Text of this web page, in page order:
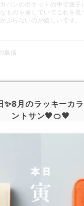
バンのポケットの中で迷子
ものを探していてこれを見
ぶらないのが嬉しいです。
返信
キーリングが作れました。
返信
見つけやすくて良いです。
✨8月のラッキーカ
ントサン🧡🍊🧡